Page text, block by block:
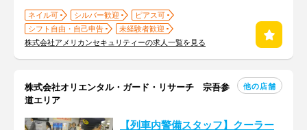
ネイル可 シルバー歓迎
ピアス可
シフト自由・自己申告
未経験者歓迎
株式会社アメリカンセキュリティーの求人一覧を見る
株式会社オリエンタル・ガード・リサーチ 宗吾参
道エリア
他の店舗
【列車内警備スタッフ】クーラー